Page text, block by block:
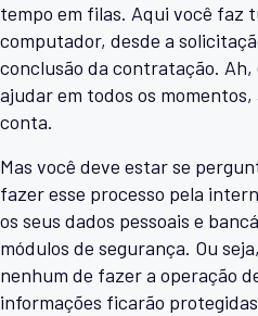
tempo em filas. Aqui você faz
computador, desde a
conclusão da contratação. Ah,
ajudar em todos os
conta.
Mas você deve estar se
fazer esse processo pela
os seus dados pessoais e
módulos de segurança. Ou
nenhum de fazer a operação
informações ficarão